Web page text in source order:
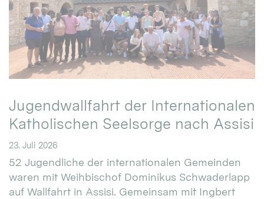
Jugendwallfahrt der Internationalen
Katholischen Seelsorge nach Assisi
23. Juli 2026
52 Jugendliche der internationalen Gemeinden
waren mit Weihbischof Dominikus Schwaderlapp
auf Wallfahrt in Assisi. Gemeinsam mit Ingbert